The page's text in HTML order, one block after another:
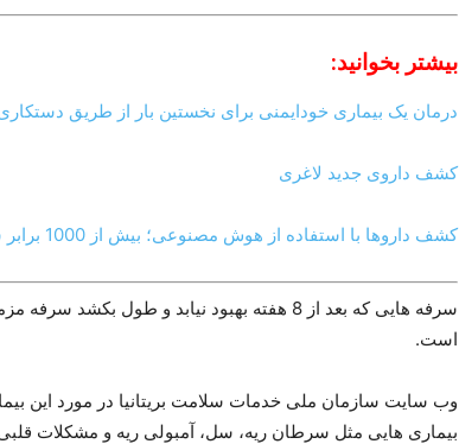
بیشتر بخوانید:
درمان یک بیماری خودایمنی برای نخستین بار از طریق
کشف داروی جدید لاغری
کشف داروها با استفاده از هوش مصنوعی؛ بیش از 1000 برابر سریعتر و کم هزینه تر
سرفه هایی که بعد از 8 هفته بهبود نیابد و
است.
وب سایت سازمان ملی خدمات سلامت بریتانیا در مورد این
بیماری هایی مثل سرطان ریه، سل، آمبولی ریه و مشکلات